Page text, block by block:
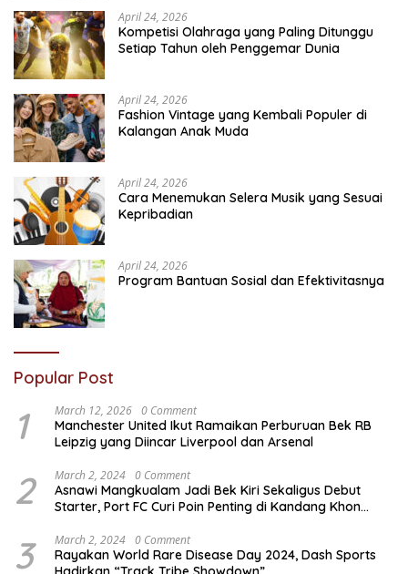
April 24, 2026
Kompetisi Olahraga yang Paling Ditunggu
Setiap Tahun oleh Penggemar Dunia
April 24, 2026
Fashion Vintage yang Kembali Populer di
Kalangan Anak Muda
April 24, 2026
Cara Menemukan Selera Musik yang Sesuai
Kepribadian
April 24, 2026
Program Bantuan Sosial dan Efektivitasnya
Popular Post
1 March 12, 2026 0 Comment
Manchester United Ikut Ramaikan Perburuan Bek RB
Leipzig yang Diincar Liverpool dan Arsenal
2 March 2, 2024 0 Comment
Asnawi Mangkualam Jadi Bek Kiri Sekaligus Debut
Starter, Port FC Curi Poin Penting di Kandang Khon
3 March 2, 2024 0 Comment
Rayakan World Rare Disease Day 2024, Dash Sports